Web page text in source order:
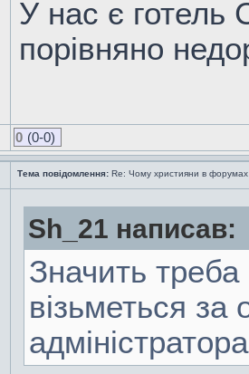
У нас є готель
порівняно
0 (0-0)
Тема повідомлення: Re: Чому християни в форумах
Sh_21 написав:
Значить треба
візьметься за